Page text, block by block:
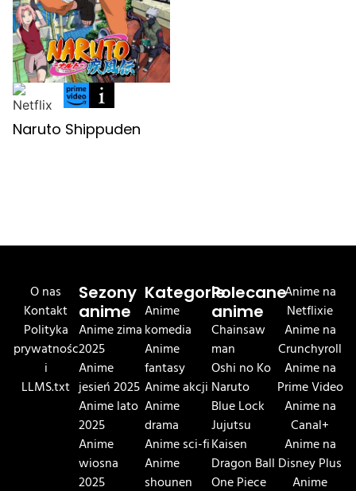
Naruto Shippuden
O nas
Kontakt
Polityka
prywatnośc
i
LLMS.txt
Sezony
anime
Anime zima
2025
Anime
jesień 2025
Anime lato
2025
Anime
wiosna
2025
Kategorie
Anime
komedia
Anime
fantasy
Anime akcji
Anime
drama
Anime sci-fi
Anime
shounen
Polecane
anime
Chainsaw
man
Oshi no Ko
Naruto
Blue Lock
Jujutsu
Kaisen
Dragon Ball
One Piece
Anime na
Netflixie
Anime na
Crunchyroll
Anime na
Prime Video
Anime na
Canal+
Anime na
Disney Plus
Anime